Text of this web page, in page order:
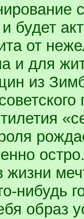
и будет
от
и для
из
жизни
нибудь
образ